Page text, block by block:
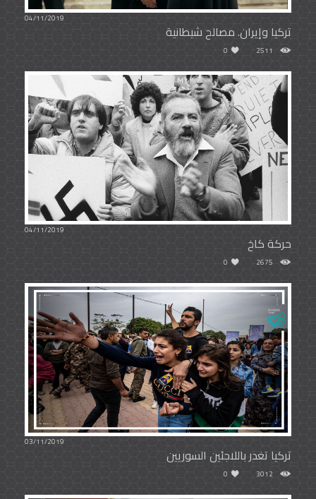
04/11/2019
تركيا وإيران. مصالح شيطانية
2511
0
04/11/2019
حركة كاخ
2675
0
03/11/2019
تركيا تغدر باللاجئين السوريين
3012
0